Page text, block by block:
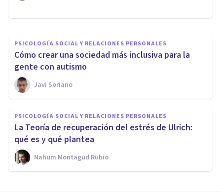
PSICOLOGÍA SOCIAL Y RELACIONES PERSONALES
Cómo crear una sociedad más inclusiva para la
gente con autismo
Javi Soriano
PSICOLOGÍA SOCIAL Y RELACIONES PERSONALES
La Teoría de recuperación del estrés de Ulrich:
qué es y qué plantea
Nahum Montagud Rubio